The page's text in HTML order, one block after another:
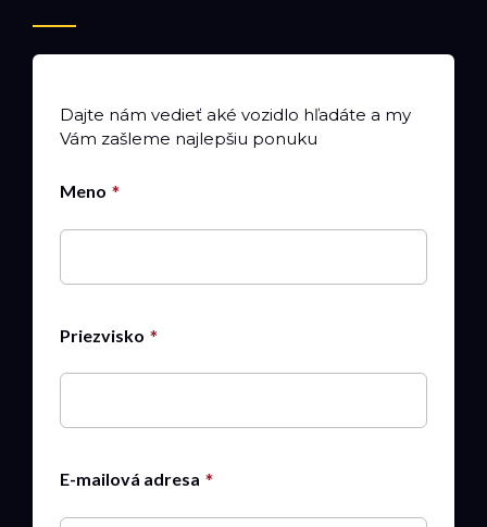
Dajte nám vedieť aké vozidlo hľadáte a my
Vám zašleme najlepšiu ponuku
Meno
Priezvisko
E-mailová adresa